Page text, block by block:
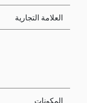
العلامة التجارية
المكونات